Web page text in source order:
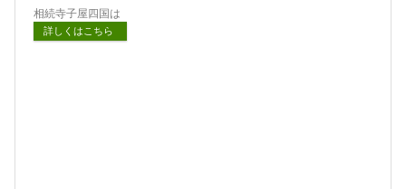
相続寺子屋四国は
詳しくはこちら